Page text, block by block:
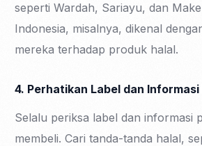
seperti Wardah, Sariayu, dan
Indonesia, misalnya, dikenal
mereka terhadap produk halal.
4. Perhatikan Label dan Informasi
Selalu periksa label dan informasi
membeli. Cari tanda-tanda halal,